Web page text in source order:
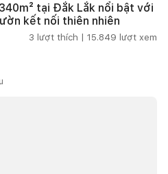
tại Đắk Lắk nổi bật với
kết nối thiên nhiên
3 lượt thích | 15.849 lượt xem